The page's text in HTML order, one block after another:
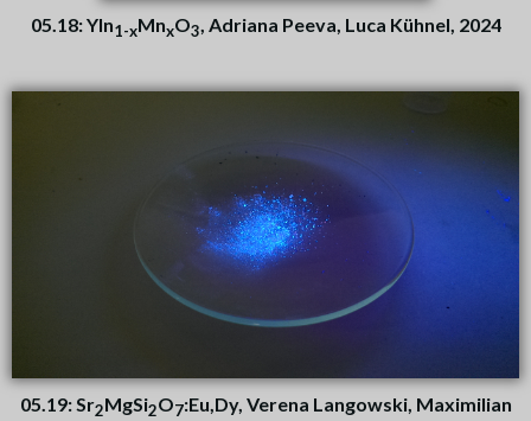
05.18: YIn1-xMnxO3, Adriana Peeva, Luca Kühnel, 2024
05.19: Sr2MgSi2O7:Eu,Dy, Verena Langowski, Maximilian